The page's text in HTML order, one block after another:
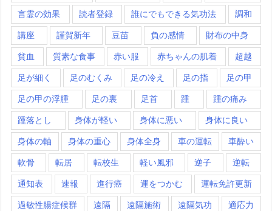
言霊の効果 読者登録 誰にでもできる気功法 調和
講座 謹賀新年 豆苗 負の感情 財布の中身
貧血 質素な食事 赤い服 赤ちゃんの肌着 超越
足が細く 足のむくみ 足の冷え 足の指 足の甲
足の甲の浮腫 足の裏 足首 踵 踵の痛み
踵落とし 身体が軽い 身体に悪い 身体に良い
身体の軸 身体の重心 身体全身 車の運転 車酔い
軟骨 転居 転校生 軽い風邪 逆子 逆転
通知表 速報 進行癌 運をつかむ 運転免許更新
過敏性腸症候群 遠隔 遠隔施術 遠隔気功 適応力